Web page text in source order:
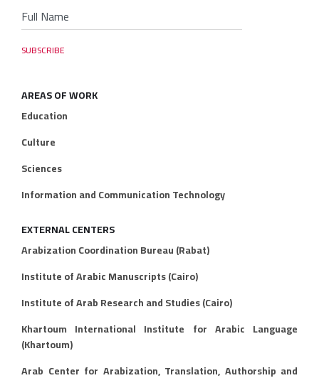
AREAS OF WORK
Education
Culture
Sciences
Information and Communication Technology
EXTERNAL CENTERS
Arabization Coordination Bureau (Rabat)
Institute of Arabic Manuscripts (Cairo)
Institute of Arab Research and Studies (Cairo)
Khartoum International Institute for Arabic Language
(Khartoum)
Arab Center for Arabization, Translation, Authorship and